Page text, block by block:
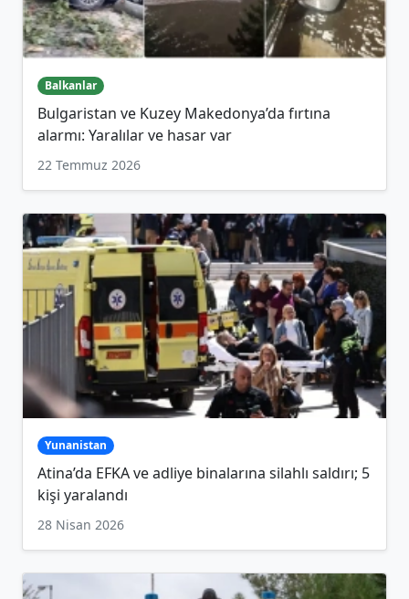
Balkanlar
Bulgaristan ve Kuzey Makedonya’da fırtına
alarmı: Yaralılar ve hasar var
22 Temmuz 2026
Yunanistan
Atina’da EFKA ve adliye binalarına silahlı saldırı; 5
kişi yaralandı
28 Nisan 2026